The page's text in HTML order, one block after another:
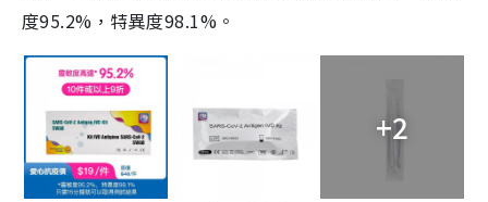
度95.2%，特異度98.1%。
+2